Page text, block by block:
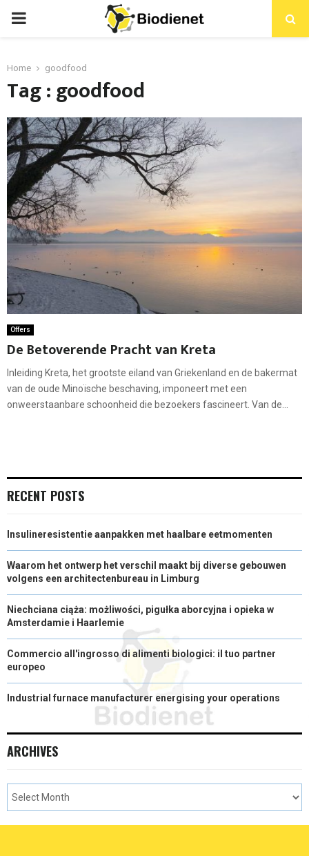
PRIMARY
Home goodfood
Tag : goodfood
Offers
De Betoverende Pracht van Kreta
Inleiding Kreta, het grootste eiland van Griekenland en de bakermat
van de oude Minoïsche beschaving, imponeert met een
onweerstaanbare schoonheid die bezoekers fascineert. Van de...
RECENT POSTS
Insulineresistentie aanpakken met haalbare eetmomenten
Waarom het ontwerp het verschil maakt bij diverse gebouwen
volgens een architectenbureau in Limburg
Niechciana ciąża: możliwości, pigułka aborcyjna i opieka w
Amsterdamie i Haarlemie
Commercio all'ingrosso di alimenti biologici: il tuo partner
europeo
Industrial furnace manufacturer energising your operations
ARCHIVES